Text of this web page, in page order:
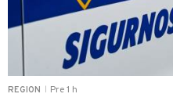
REGION Pre 1 h